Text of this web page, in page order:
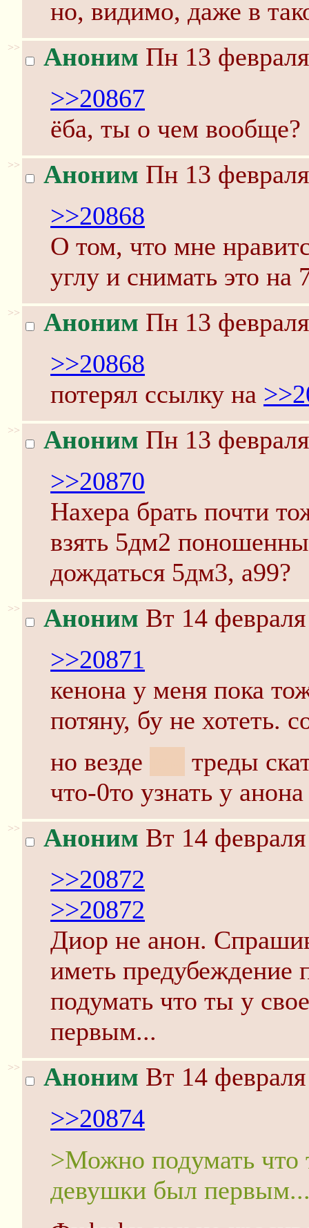
но, видимо, даже в
>> Аноним Пн 13
>>20867
ёба, ты о чем вообще?
>> Аноним Пн 13
>>20868
О том, что мне
углу и снимать это на
>> Аноним Пн 13
>>20868
потерял ссылку на
>> Аноним Пн 13
>>20870
Нахера брать почти
взять 5дм2
дождаться 5дм3, а99?
>> Аноним Вт 14
>>20871
кенона у меня пока
потяну, бу не хотеть.
но везде
треды
что-0то узнать у
>> Аноним Вт 14
>>20872
>>20872
Диор не анон.
иметь
подумать что ты у
первым...
>> Аноним Вт 14
>>20874
>Можно подумать
девушки был